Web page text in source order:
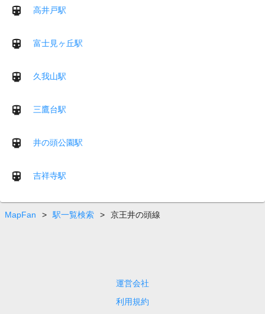
高井戸駅
富士見ヶ丘駅
久我山駅
三鷹台駅
井の頭公園駅
吉祥寺駅
MapFan > 駅一覧検索 > 京王井の頭線
運営会社
利用規約